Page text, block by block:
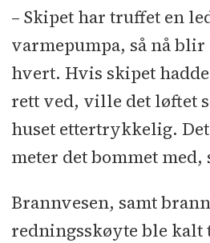
– Skipet har truffet en
varmepumpa, så nå
hvert. Hvis skipet
rett ved, ville det løftet
huset ettertrykkelig.
meter det bommet med,
Brannvesen, samt
redningsskøyte ble